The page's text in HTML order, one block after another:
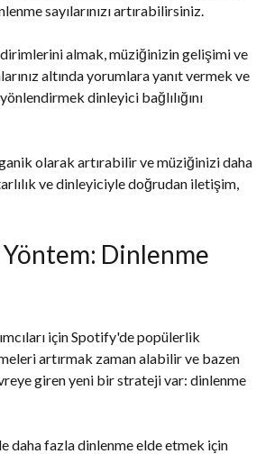
sayılarınızı artırabilirsiniz.
almak, müziğinizin gelişimi ve
altında yorumlara yanıt vermek ve
dinleyici bağlılığını
olarak artırabilir ve müziğinizi daha
ve dinleyiciyle doğrudan iletişim,
Dinlenme
için Spotify'de popülerlik
artırmak zaman alabilir ve bazen
giren yeni bir strateji var: dinlenme
daha fazla dinlenme elde etmek için